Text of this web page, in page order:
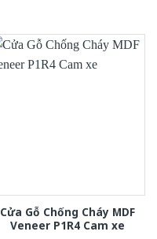
Cửa Gỗ Chống Cháy MDF
Veneer P1R4 Cam xe